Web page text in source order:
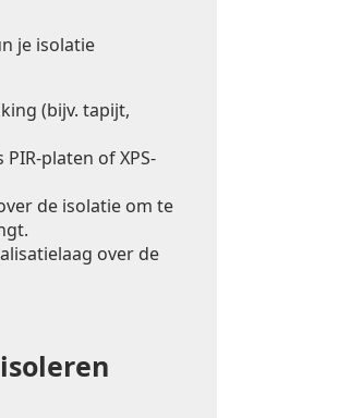
je isolatie
(bijv. tapijt,
platen of XPS-
de isolatie om te
over de